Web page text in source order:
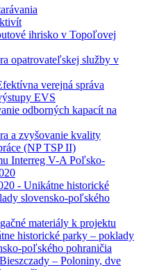
ihrisko v Topoľovej
opatrovateľskej služby v
verejná správa
EVS
odborných kapacít na
a zvyšovanie kvality
(NP TSP II)
Interreg V-A Poľsko-
- Unikátne historické
slovensko-poľského
materiály k projektu
historické parky – poklady
poľského pohraničia
– Poloniny, dve